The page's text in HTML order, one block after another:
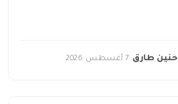
حنين طارق 7 أغسطس 2026